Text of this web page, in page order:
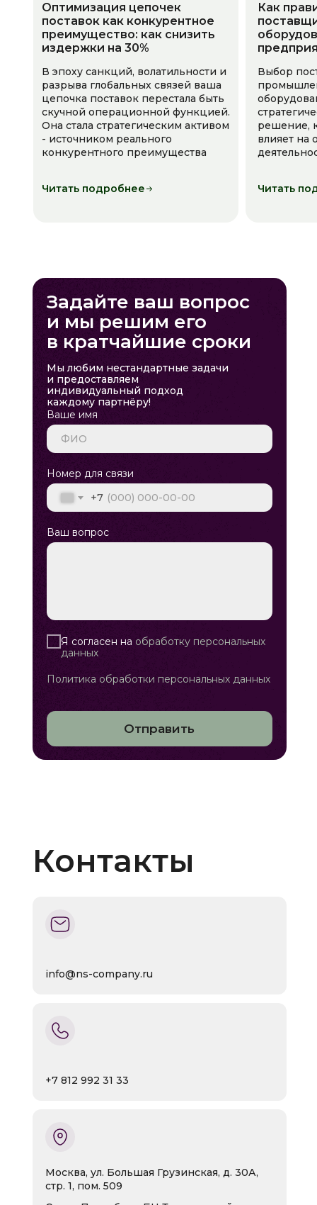
Оптимизация цепочек
поставок как конкурентное
преимущество: как снизить
издержки на 30%
В эпоху санкций, волатильности и
разрыва глобальных связей ваша
цепочка поставок перестала быть
скучной операционной функцией.
Она стала стратегическим активом
- источником реального
конкурентного преимущества
Читать подробнее
Как
Выбор
решение,
влияет на
Читать
Задайте ваш вопрос
и мы решим его
в кратчайшие сроки
Мы любим нестандартные задачи
и предоставляем
индивидуальный подход
каждому партнёру!
Ваше имя
Номер для связи
+7
Ваш вопрос
Я согласен на обработку персональных
данных
Политика обработки персональных данных
Отправить
Контакты
+7 812 992 31 33
info@ns-company.ru
Москва, ул. Большая Грузинская, д. 30А,
стр. 1, пом. 509